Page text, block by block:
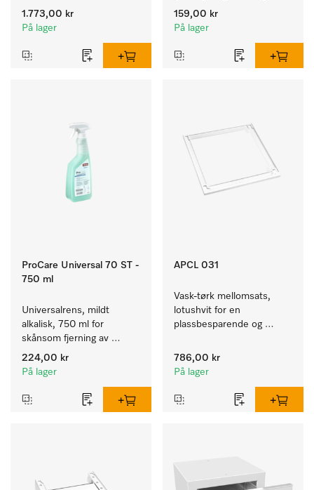
tekstiler.
1.773,00 kr
På lager
kalkavleiringer.
159,00 kr
På lager
ProCare Universal 70 ST -
750 ml
Universalrens, mildt
alkalisk, 750 ml for
skånsom fjerning av
fettrester og smuss.
224,00 kr
På lager
APCL 031
Vask-tørk mellomsats,
lotushvit for en
plassbesparende og
tørk-søyle.
786,00 kr
På lager